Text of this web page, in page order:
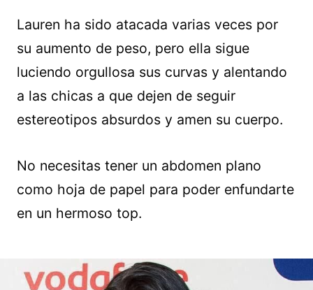
Lauren ha sido atacada varias veces por
su aumento de peso, pero ella sigue
luciendo orgullosa sus curvas y alentando
a las chicas a que dejen de seguir
estereotipos absurdos y amen su cuerpo.
No necesitas tener un abdomen plano
como hoja de papel para poder enfundarte
en un hermoso top.